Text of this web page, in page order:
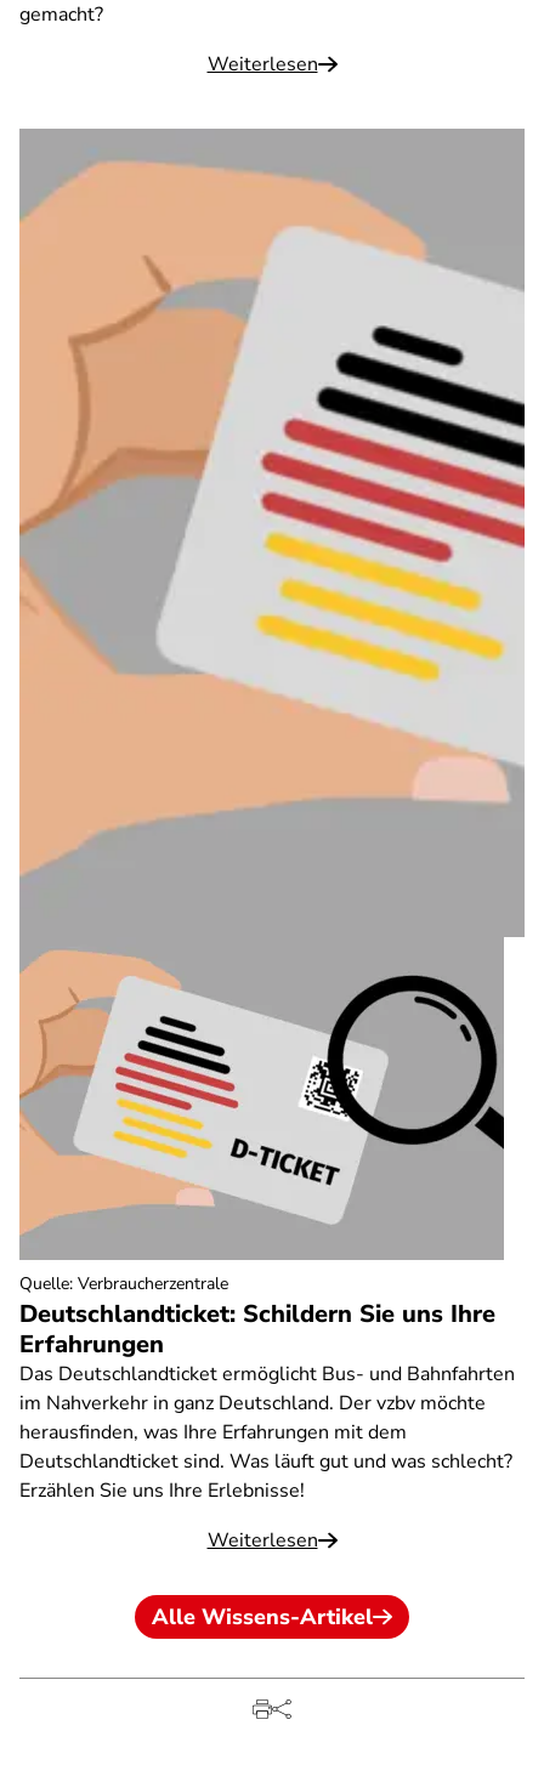
gemacht?
Weiterlesen
Deutschlandticket: Schildern Sie uns Ihre
Erfahrungen
Das Deutschlandticket ermöglicht Bus- und Bahnfahrten
im Nahverkehr in ganz Deutschland. Der vzbv möchte
herausfinden, was Ihre Erfahrungen mit dem
Deutschlandticket sind. Was läuft gut und was schlecht?
Erzählen Sie uns Ihre Erlebnisse!
Weiterlesen
Quelle: Verbraucherzentrale
Alle Wissens-Artikel